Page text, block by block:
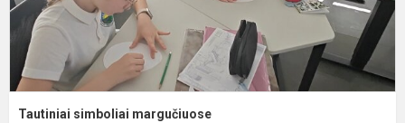
Tautiniai simboliai margučiuose